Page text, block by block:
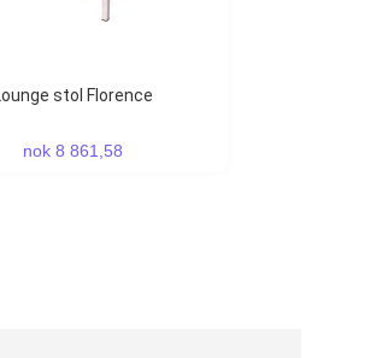
Lounge stol Florence
nok 8 861,58